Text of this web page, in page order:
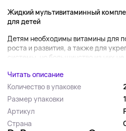
Жидкий мультивитаминный
для детей
Детям необходимы витамины для
роста и развития, а также для
системы, но большинство из них не
Читать описание
Количество в упаковке
Размер упаковки
Артикул
Страна